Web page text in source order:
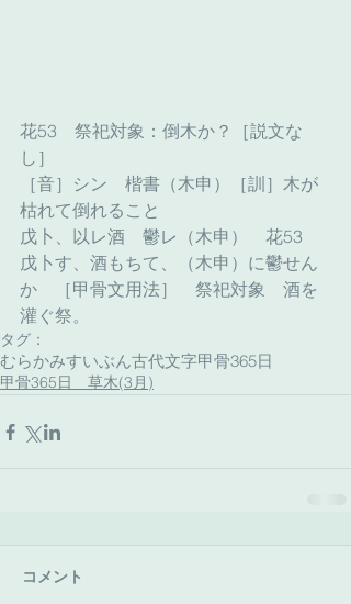
花53　祭祀対象：倒木か？［説文な
し］
［音］シン　楷書（木申）［訓］木が
枯れて倒れること
戊卜、以レ酒　鬱レ（木申）　花53
戊卜す、酒もちて、（木申）に鬱せん
か　［甲骨文用法］　祭祀対象　酒を
灌ぐ祭。
タグ：
むらかみすいぶん古代文字甲骨365日
甲骨365日 草木(3月)
コメント